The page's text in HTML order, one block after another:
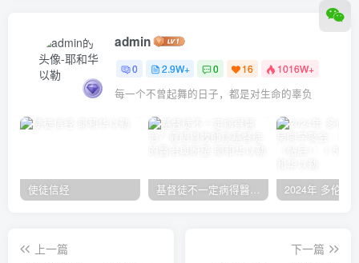
admin
0 2.9W+ 0 16 1016W+
每一个不曾起舞的日子，都是对生命的辜负
使徒信经 基督徒不一定病得醫治？寇紹恩牧師談基督徒的醫治與盼望
上一篇
下一篇